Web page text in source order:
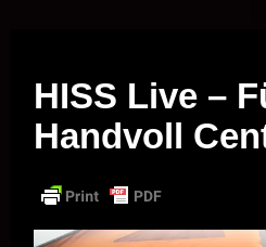
HISS Live –
Handvoll